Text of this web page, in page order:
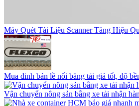
Máy Quét Tài Liệu Scanner Tăng Hiệu
Mua đinh bản lề nối băng tải giá tốt, độ
Vận chuyển nông sản bằng xe tải nhận